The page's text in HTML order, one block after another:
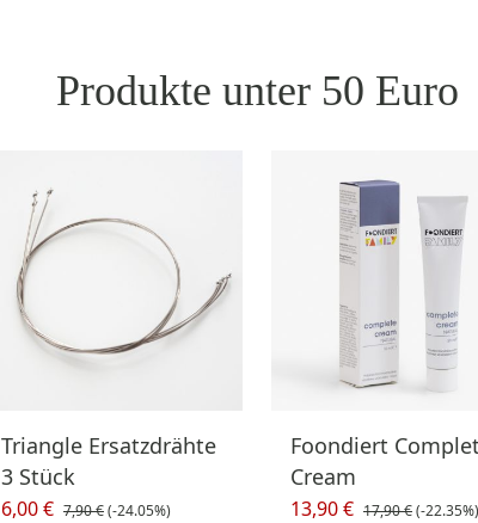
Produkte unter 50 Euro
Triangle Ersatzdrähte
3 Stück
6,00 € 7,90 €(-24.05%)
Foondiert
Cream
13,90 € 17,90 €(-22.35%)